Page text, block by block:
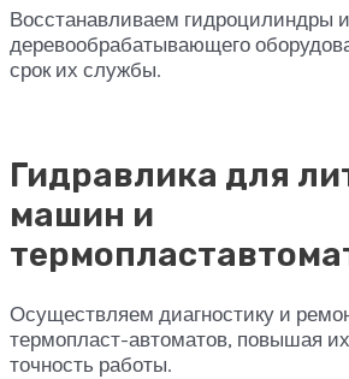
Восстанавливаем гидроцилиндры
деревообрабатывающего
срок их службы.
Гидравлика для
машин и
Осуществляем диагностику и
термопласт-автоматов, повышая
точность работы.